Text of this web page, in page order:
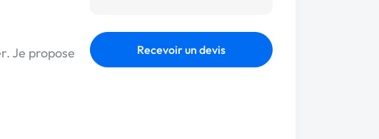
Je propose
Recevoir un devis